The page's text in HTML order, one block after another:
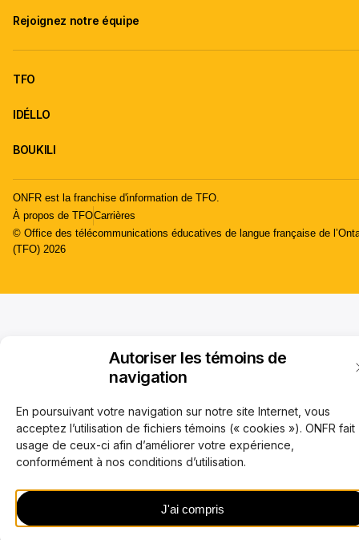
Autoriser les témoins de
navigation
En poursuivant votre navigation sur notre site Internet, vous
acceptez l’utilisation de fichiers témoins (« cookies »). ONFR fait
usage de ceux-ci afin d’améliorer votre expérience,
conformément à nos conditions d’utilisation.
J'ai compris
Rejoignez notre équipe
TFO
IDÉLLO
BOUKILI
ONFR est la franchise d'information de TFO.
À propos de TFOCarrières
© Office des télécommunications éducatives de langue française de
(TFO) 2026